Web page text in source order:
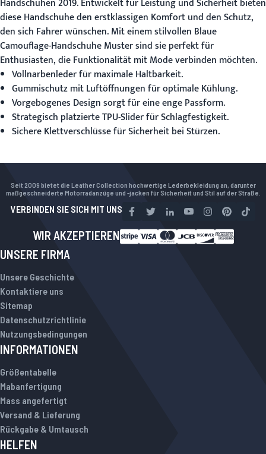
Handschuhen 2019. Entwickelt für Leistung und Sicherheit bieten
diese Handschuhe den erstklassigen Komfort und den Schutz,
den sich Fahrer wünschen. Mit einem stilvollen Blaue
Camouflage-HandschuheMuster sind sie perfekt für
Enthusiasten, die Funktionalität mit Mode verbinden möchten.
Vollnarbenleder für maximale Haltbarkeit.
Gummischutz mit Luftöffnungen für optimale Kühlung.
Vorgebogenes Design sorgt für eine enge Passform.
Strategisch platzierte TPU-Slider für Schlagfestigkeit.
Sichere Klettverschlüsse für Sicherheit bei Stürzen.
Seit 2009 bietet die Leather Collection hochwertige Lederbekleidung an, darunter
maßgeschneiderte Motorradanzüge und -jacken für Sicherheit und Stil auf der Straße.
VERBINDEN SIE SICH MIT UNS
WIR AKZEPTIEREN
UNSERE FIRMA
Unsere Geschichte
Kontaktiere uns
Sitemap
Datenschutzrichtlinie
Nutzungsbedingungen
INFORMATIONEN
Größentabelle
Mabanfertigung
Mass angefertigt
Versand & Lieferung
Rückgabe & Umtausch
HELFEN